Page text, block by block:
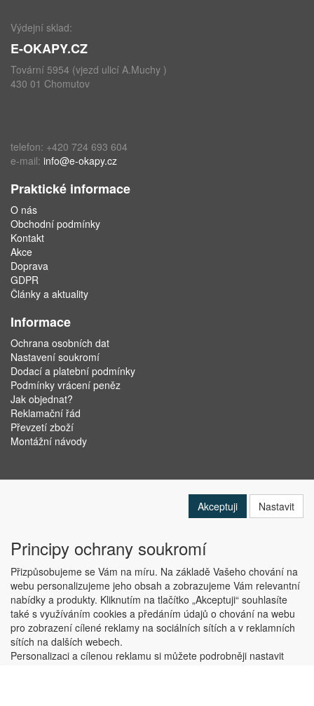
Výdejní sklad:
E-OKAPY.CZ
Tovární 5954 (vjezd ulicí A.Muchy )
430 01 Chomutov
telefon: +420 724 693 604
e-mail: info@e-okapy.cz
Praktické informace
O nás
Obchodní podmínky
Kontakt
Akce
Doprava
GDPR
Články a aktuality
Informace
Ochrana osobních dat
Nastavení soukromí
Dodací a platební podmínky
Podmínky vrácení peněz
Jak objednat?
Reklamační řád
Převzetí zboží
Montážní návody
Copyright © ABRA Software a.s. 2019
Akceptuji Nastavit
Principy ochrany soukromí
Přizpůsobujeme se Vám na míru. Na základě Vašeho chování na
webu personalizujeme jeho obsah a zobrazujeme Vám relevantní
nabídky a produkty. Kliknutím na tlačítko „Akceptuji“ souhlasíte
také s využíváním cookies a předáním údajů o chování na webu
pro zobrazení cílené reklamy na sociálních sítích a v reklamních
sítích na dalších webech.
Personalizaci a cílenou reklamu si můžete podrobněji nastavit